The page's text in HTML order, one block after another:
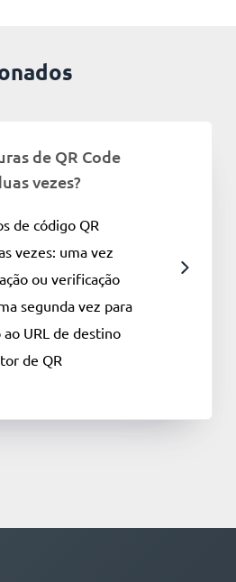
de QR Code
vezes?
de código QR
vezes: uma vez
ou verificação
segunda vez para
URL de destino
de QR